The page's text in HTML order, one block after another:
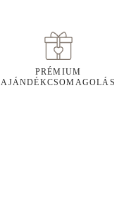
PRÉMIUM
AJÁNDÉKCSOMAGOLÁS